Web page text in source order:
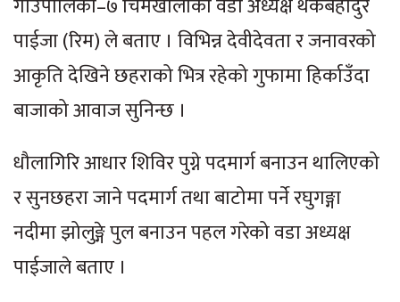
गाउँपालिका–७ चिमखोलाका वडा अध्यक्ष थकबहादुर
पाईजा (रिम) ले बताए । विभिन्न देवीदेवता र जनावरको
आकृति देखिने छहराको भित्र रहेको गुफामा हिर्काउँदा
बाजाको आवाज सुनिन्छ ।
धौलागिरि आधार शिविर पुग्ने पदमार्ग बनाउन थालिएको
र सुनछहरा जाने पदमार्ग तथा बाटोमा पर्ने रघुगङ्गा
नदीमा झोलुङ्गे पुल बनाउन पहल गरेको वडा अध्यक्ष
पाईजाले बताए ।